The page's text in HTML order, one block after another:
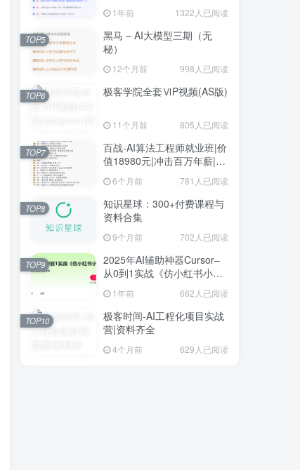
1年前 1322人已阅读
黑马 – AI大模型三期（无
秘）
12个月前 998人已阅读
TOP5
极客学院全套ⅥP视频(AS版)
11个月前 805人已阅读
TOP6
百战-AI算法工程师就业班|价
值18980元|冲击百万年薪|完
结无秘
6个月前 781人已阅读
TOP7
知识星球：300+付费课程与
资料合集
9个月前 702人已阅读
TOP8
2025年AI辅助神器Cursor–
从0到1实战《仿小红书小程
序》1年前 662人已阅读
TOP9
极客时间-AI工程化项目实战
营|资料齐全
4个月前 629人已阅读
TOP10